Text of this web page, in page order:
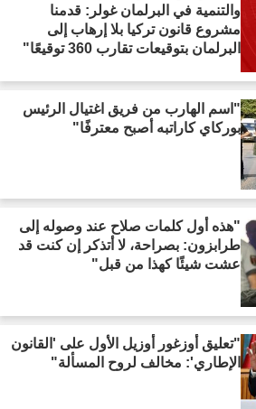
والتنمية في البرلمان غولر: قدمنا
مشروع قانون تركيا بلا إرهاب إلى
البرلمان بتوقيعات تقارب 360 توقيعًا"
"اسم الهارب من فريق اغتيال الرئيس
بوركاي كاراتبه أصبح معترفًا"
"هذه أول كلمات صلاح عند وصوله إلى
طرابزون: بصراحة، لا أتذكر إن كنت قد
عشت شيئًا كهذا من قبل"
"تعليق أوزغور أوزيل الأول على 'القانون
الإطاري': مخالف لروح المسألة"